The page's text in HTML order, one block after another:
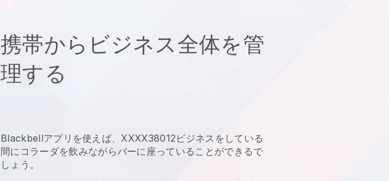
携帯からビジネス全体を管
理する
Blackbellアプリを使えば、XXXX38012ビジネスをしている
間にコラーダを飲みながらバーに座っていることができるで
しょう。